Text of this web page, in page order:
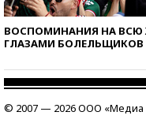
ВОСПОМИНАНИЯ НА
ГЛАЗАМИ БОЛЕЛЬЩИКОВ
© 2007 — 2026 ООО «Медиа